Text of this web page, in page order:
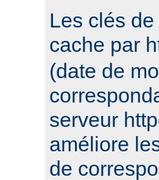
Les clés
cache par
(date de
serveur
améliore
de